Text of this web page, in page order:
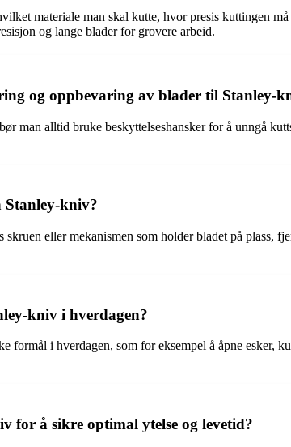
materiale man skal kutte, hvor presis kuttingen
og lange blader for grovere arbeid.
og oppbevaring av blader til Stanley-
man alltid bruke beskyttelseshansker for å unngå
Stanley-kniv?
eller mekanismen som holder bladet på plass,
kniv i hverdagen?
i hverdagen, som for eksempel å åpne esker,
for å sikre optimal ytelse og levetid?